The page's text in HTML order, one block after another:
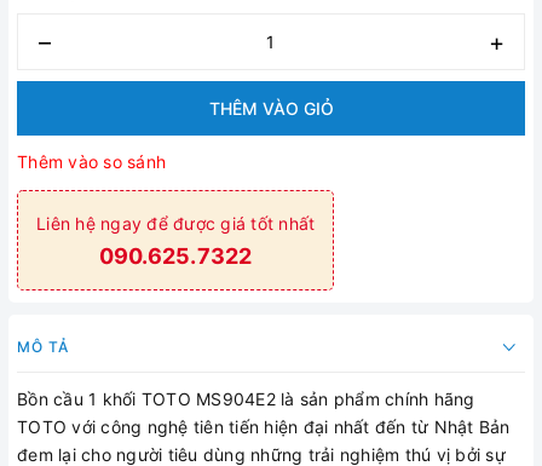
– +
THÊM VÀO GIỎ
Thêm vào so sánh
Liên hệ ngay để được giá tốt nhất
090.625.7322
MÔ TẢ
Bồn cầu 1 khối TOTO MS904E2 là sản phẩm chính hãng
TOTO với công nghệ tiên tiến hiện đại nhất đến từ Nhật Bản
đem lại cho người tiêu dùng những trải nghiệm thú vị bởi sự